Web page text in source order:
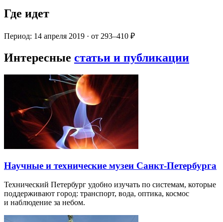
Где идет
Период: 14 апреля 2019 · от 293–410 ₽
Интересные статьи и публикации
Научные и технические музеи Санкт-Петербурга
Технический Петербург удобно изучать по системам, которые
поддерживают город: транспорт, вода, оптика, космос
и наблюдение за небом.